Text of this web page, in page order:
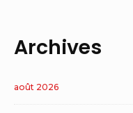
Archives
août 2026